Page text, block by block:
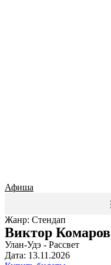
Афиша
Жанр: Стендап
Виктор Комаров
Улан-Удэ - Рассвет
Дата: 13.11.2026